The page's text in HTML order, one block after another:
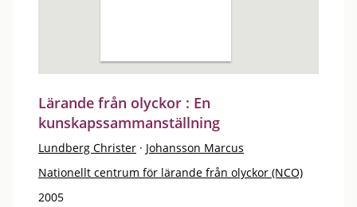
Lärande från olyckor : En
kunskapssammanställning
Lundberg Christer · Johansson Marcus
Nationellt centrum för lärande från olyckor (NCO)
2005